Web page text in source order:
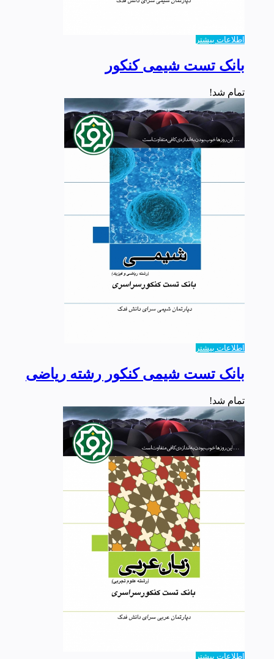
اطلاعات بیشتر
بانک تست شیمی کنکور
تمام شد!
اطلاعات بیشتر
بانک تست شیمی کنکور رشته ریاضی
تمام شد!
اطلاعات بیشتر